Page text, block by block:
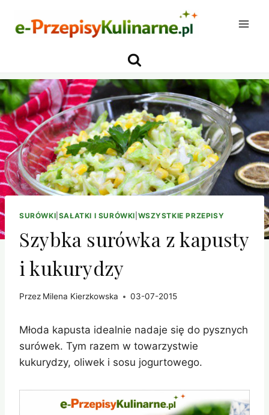
SURÓWKI SAŁATKI I SURÓWKI WSZYSTKIE PRZEPISY
Szybka surówka z kapusty
i kukurydzy
Przez Milena Kierzkowska 03-07-2015
Młoda kapusta idealnie nadaje się do pysznych
surówek. Tym razem w towarzystwie
kukurydzy, oliwek i sosu jogurtowego.